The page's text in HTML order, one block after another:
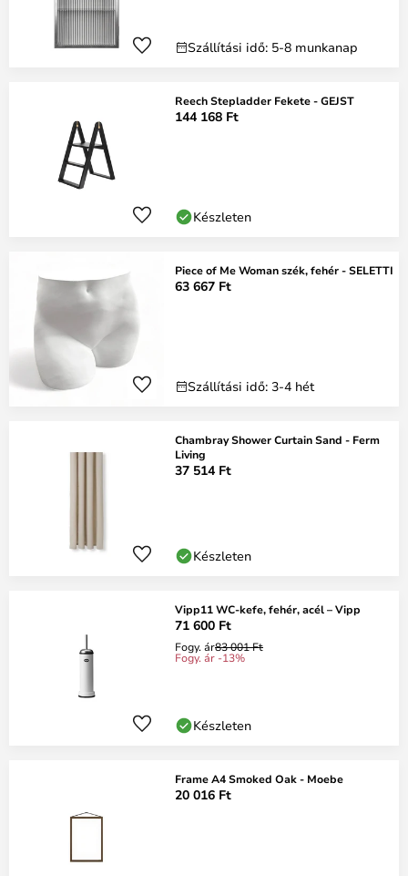
Szállítási idő: 5-8 munkanap
Reech Stepladder Fekete - GEJST
144 168 Ft
Készleten
Piece of Me Woman szék, fehér - SELETTI
63 667 Ft
Szállítási idő: 3-4 hét
Chambray Shower Curtain Sand - Ferm
Living
37 514 Ft
Készleten
Vipp11 WC-kefe, fehér, acél – Vipp
71 600 Ft
Fogy. ár83 001 Ft
Fogy. ár -13%
Készleten
Frame A4 Smoked Oak - Moebe
20 016 Ft